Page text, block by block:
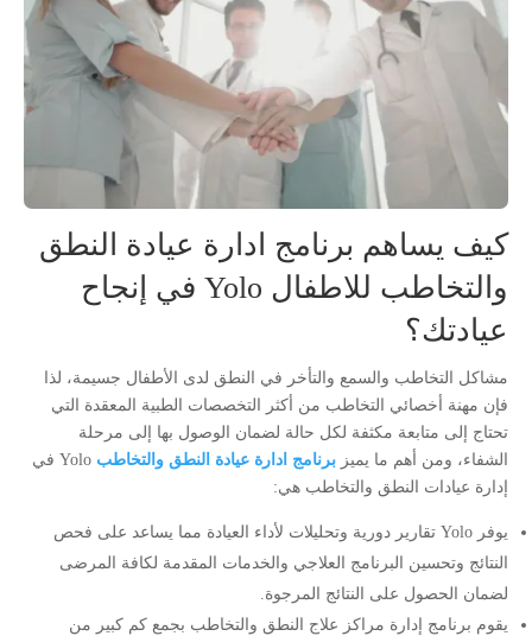
كيف يساهم برنامج ادارة عيادة النطق
والتخاطب للاطفال Yolo في إنجاح
عيادتك؟
مشاكل التخاطب والسمع والتأخر في النطق لدى الأطفال جسيمة، لذا
فإن مهنة أخصائي التخاطب من أكثر التخصصات الطبية المعقدة التي
تحتاج إلى متابعة مكثفة لكل حالة لضمان الوصول بها إلى مرحلة
الشفاء، ومن أهم ما يميز برنامج ادارة عيادة النطق والتخاطب
Yolo في
إدارة عيادات النطق والتخاطب هي:
يوفر Yolo تقارير دورية وتحليلات لأداء العيادة مما يساعد على فحص
النتائج وتحسين البرنامج العلاجي والخدمات المقدمة لكافة المرضى
لضمان الحصول على النتائج المرجوة.
يقوم برنامج إدارة مراكز علاج النطق والتخاطب بجمع كم كبير من